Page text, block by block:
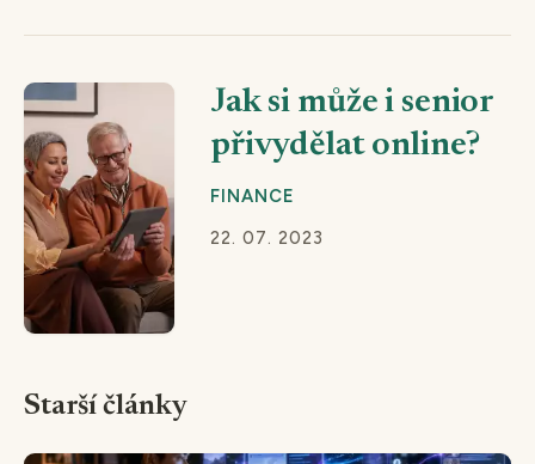
Jak si může i senior
přivydělat online?
FINANCE
22. 07. 2023
Starší články